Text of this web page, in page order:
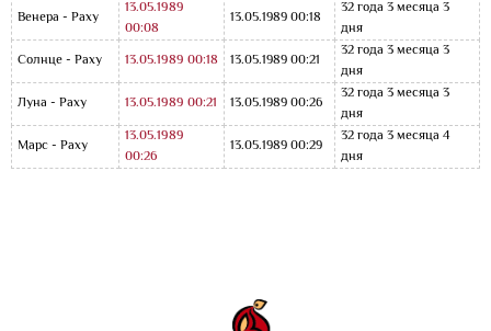
Венера - Раху
13.05.1989
00:08
13.05.1989 00:18
32 года 3 месяца 3
дня
Солнце - Раху
13.05.1989 00:18 13.05.1989 00:21
32 года 3 месяца 3
дня
Луна - Раху
13.05.1989 00:21 13.05.1989 00:26
32 года 3 месяца 3
дня
Марс - Раху
13.05.1989
00:26
13.05.1989 00:29
32 года 3 месяца 4
дня